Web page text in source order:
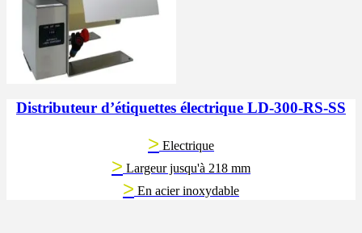
Distributeur d’étiquettes électrique LD-300-RS-SS
> Electrique
> Largeur jusqu'à 218 mm
> En acier inoxydable